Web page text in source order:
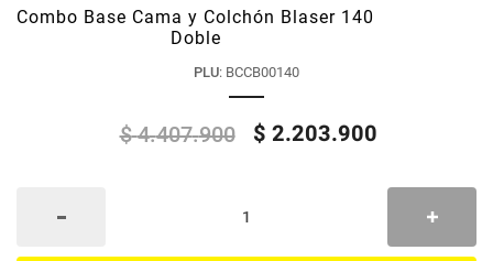
Combo Base Cama y Colchón Blaser 140
Doble
PLU: BCCB00140
$ 4.407.900 $ 2.203.900